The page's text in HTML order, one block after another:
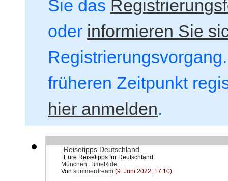
Sie das
oder informieren Sie
früheren Zeitpunkt
hier anmelden.
Reisetipps Deutschland
Eure Reisetipps für Deutschland
München, TimeRide
Von summerdream (9. Juni 2022, 17:10)